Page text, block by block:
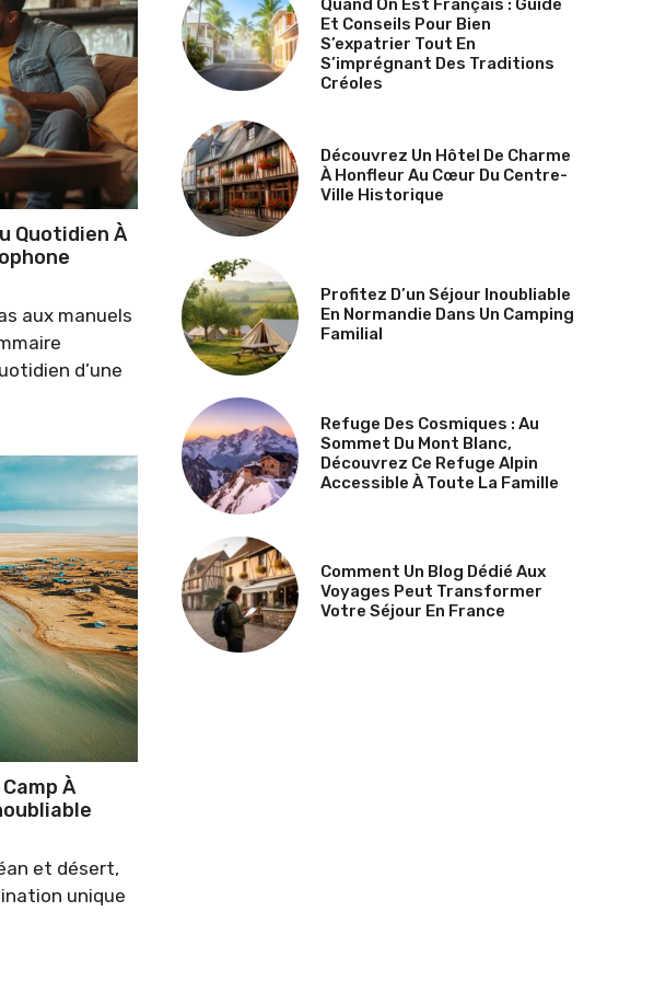
Quotidien À
aux manuels
d’une
À
et désert,
unique
Et Conseils Pour Bien
S’expatrier Tout En
S’imprégnant Des Traditions
Créoles
Découvrez Un Hôtel De Charme
À Honfleur Au Cœur Du Centre-
Ville Historique
Profitez D’un Séjour Inoubliable
En Normandie Dans Un Camping
Familial
Refuge Des Cosmiques : Au
Sommet Du Mont Blanc,
Découvrez Ce Refuge Alpin
Accessible À Toute La Famille
Comment Un Blog Dédié Aux
Voyages Peut Transformer
Votre Séjour En France